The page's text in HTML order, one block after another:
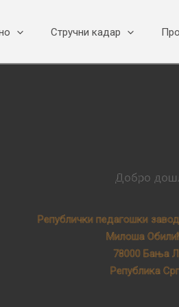
Стручни кадар
Добро
Републички педагошки
Милоша
78000 Бања
Република